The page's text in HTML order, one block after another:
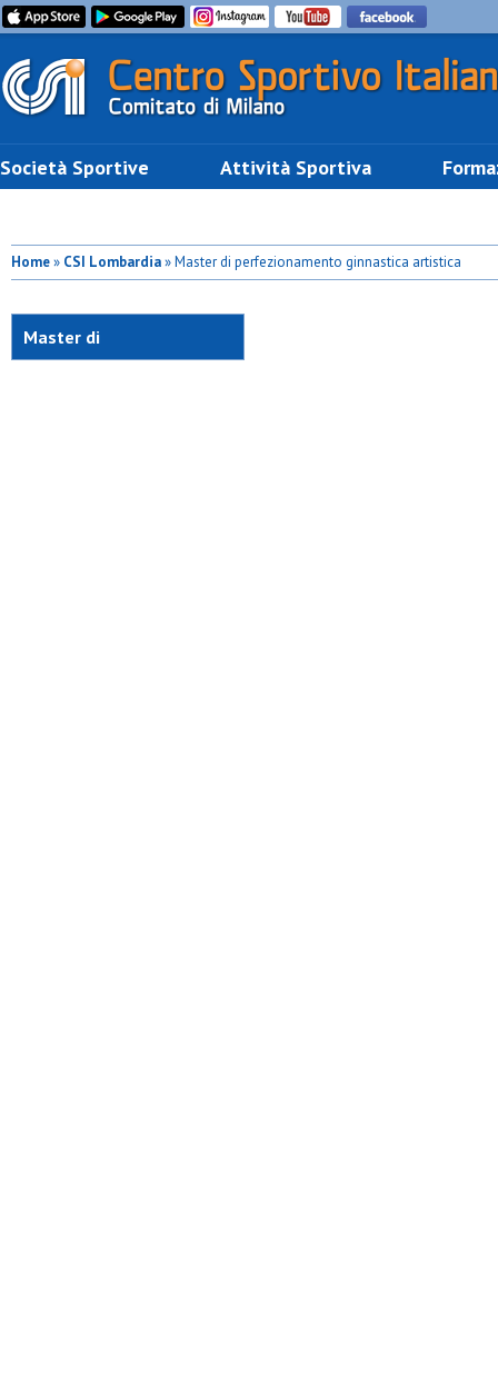
Società Sportive Attività Sportiva
Home» CSI Lombardia» Master di perfezionamento ginnastica artistica
Master di